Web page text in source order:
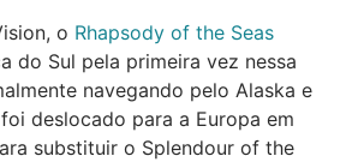
o Rhapsody of the Seas
do Sul pela primeira vez nessa
navegando pelo Alaska e
deslocado para a Europa em
substituir o Splendour of the